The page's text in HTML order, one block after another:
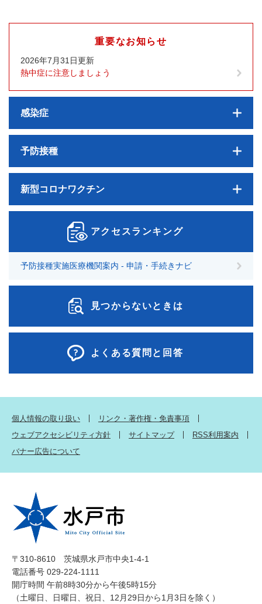
重要なお知らせ
2026年7月31日更新
熱中症に注意しましょう
感染症
予防接種
新型コロナワクチン
アクセスランキング
予防接種実施医療機関案内 - 申請・手続きナビ
見つからないときは
よくある質問と回答
個人情報の取り扱い
リンク・著作権・免責事項
ウェブアクセシビリティ方針
サイトマップ
RSS利用案内
バナー広告について
〒310-8610 茨城県水戸市中央1-4-1
電話番号 029-224-1111
開庁時間 午前8時30分から午後5時15分
（土曜日、日曜日、祝日、12月29日から1月3日を除く）